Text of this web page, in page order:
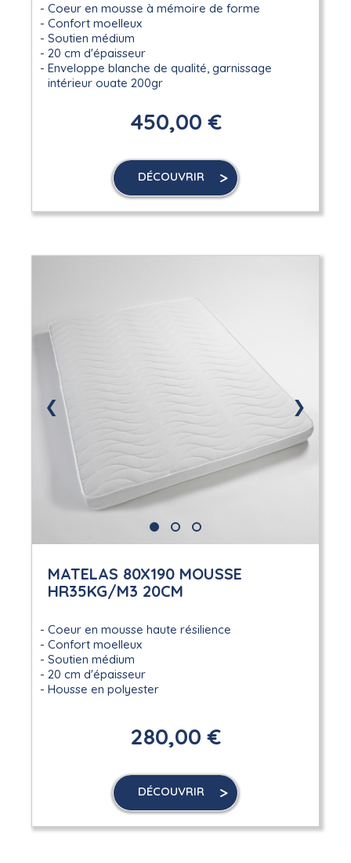
Coeur en mousse à mémoire de forme
Confort moelleux
Soutien médium
20 cm d'épaisseur
Enveloppe blanche de qualité, garnissage
intérieur ouate 200gr
450,00 €
DÉCOUVRIR
❮ ❯
MATELAS 80X190 MOUSSE
HR35KG/M3 20CM
Coeur en mousse haute résilience
Confort moelleux
Soutien médium
20 cm d'épaisseur
Housse en polyester
280,00 €
DÉCOUVRIR